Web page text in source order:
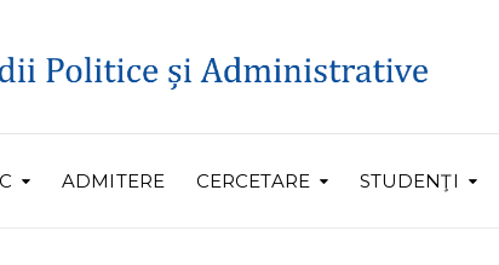
ADMITERE CERCETARE STUDENŢI